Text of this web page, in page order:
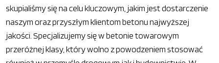
skupialiśmy się na celu kluczowym, jakim jest dostarczenie
naszym oraz przyszłym klientom betonu najwyższej
jakości. Specjalizujemy się w betonie towarowym
przeróżnej klasy, który wolno z powodzeniem stosować